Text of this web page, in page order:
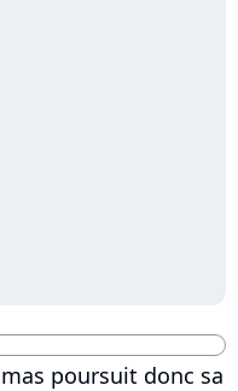
poursuit donc sa